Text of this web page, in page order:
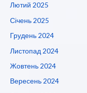
Лютий 2025
Січень 2025
Грудень 2024
Листопад 2024
Жовтень 2024
Вересень 2024